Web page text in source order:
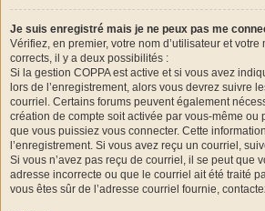
Je suis enregistré mais je ne peux pas me
Vérifiez, en premier, votre nom d’utilisateur et votre
corrects, il y a deux possibilités :
Si la gestion COPPA est active et si vous avez
lors de l’enregistrement, alors vous devrez suivre
courriel. Certains forums peuvent également
création de compte soit activée par vous-même ou
que vous puissiez vous connecter. Cette
l’enregistrement. Si vous avez reçu un courriel,
Si vous n’avez pas reçu de courriel, il se peut que
adresse incorrecte ou que le courriel ait été traité
vous êtes sûr de l’adresse courriel fournie,